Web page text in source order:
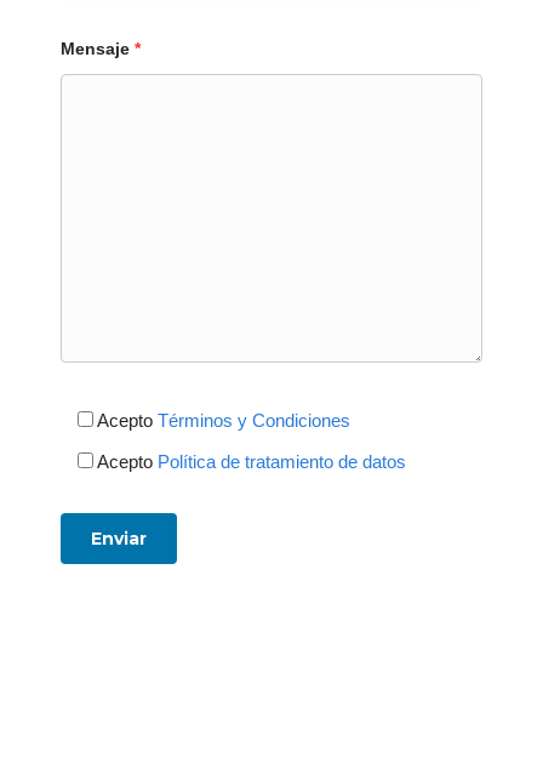
Mensaje *
Acepto Términos y Condiciones
Acepto Política de tratamiento de datos